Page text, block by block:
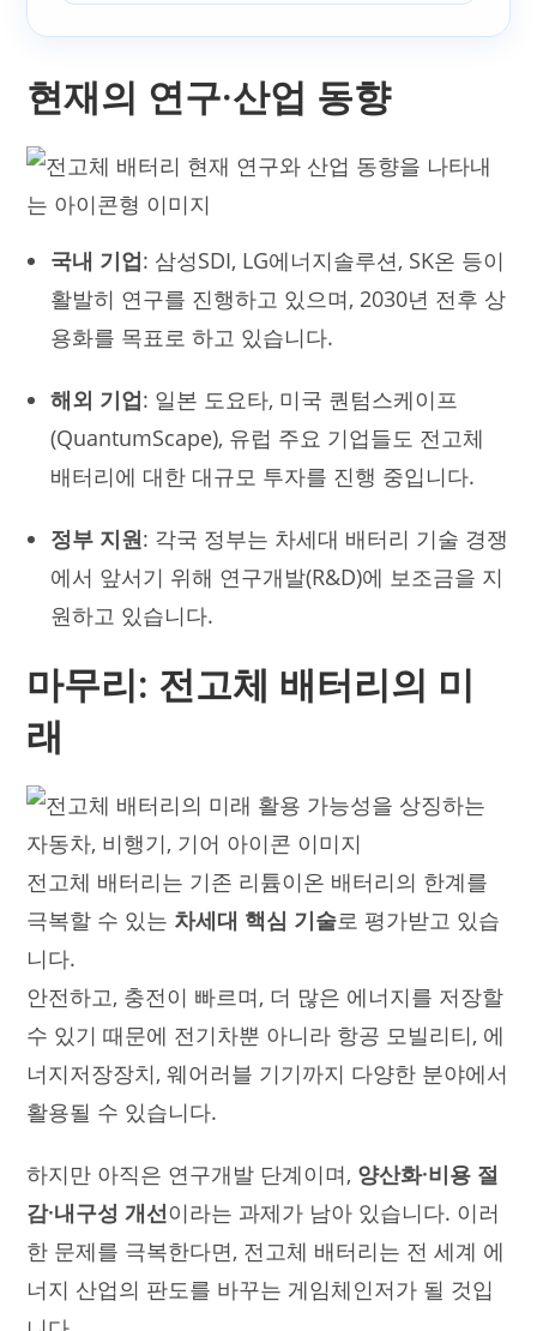
현재의 연구·산업 동향
국내 기업: 삼성SDI, LG에너지솔루션, SK온 등이
활발히 연구를 진행하고 있으며, 2030년 전후 상
용화를 목표로 하고 있습니다.
해외 기업: 일본 도요타, 미국 퀀텀스케이프
(QuantumScape), 유럽 주요 기업들도 전고체
배터리에 대한 대규모 투자를 진행 중입니다.
정부 지원: 각국 정부는 차세대 배터리 기술 경쟁
에서 앞서기 위해 연구개발(R&D)에 보조금을 지
원하고 있습니다.
마무리: 전고체 배터리의 미
래
전고체 배터리는 기존 리튬이온 배터리의 한계를
극복할 수 있는 차세대 핵심 기술로 평가받고 있습
니다.
안전하고, 충전이 빠르며, 더 많은 에너지를 저장할
수 있기 때문에 전기차뿐 아니라 항공 모빌리티, 에
너지저장장치, 웨어러블 기기까지 다양한 분야에서
활용될 수 있습니다.
하지만 아직은 연구개발 단계이며, 양산화·비용 절
감·내구성 개선이라는 과제가 남아 있습니다. 이러
한 문제를 극복한다면, 전고체 배터리는 전 세계 에
너지 산업의 판도를 바꾸는 게임체인저가 될 것입